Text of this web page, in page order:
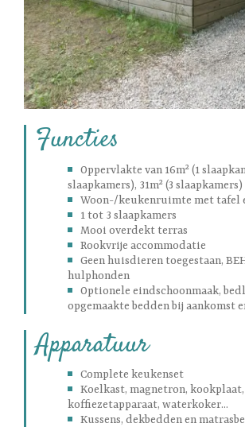
Functies
Oppervlakte van 16m² (1
slaapkamers), 31m² (3 slaapkamers)
Woon-/keukenruimte met tafel
1 tot 3 slaapkamers
Mooi overdekt terras
Rookvrije accommodatie
Geen huisdieren toegestaan,
hulphonden
Optionele eindschoonmaak,
opgemaakte bedden bij aankomst
Apparatuur
Complete keukenset
Koelkast, magnetron, kookplaat,
koffiezetapparaat, waterkoker...
Kussens, dekbedden en